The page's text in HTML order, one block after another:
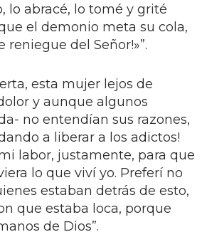
lo abracé, lo tomé y grité
el demonio meta su cola,
reniegue del Señor!»”.
esta mujer lejos de
y aunque algunos
no entendían sus razones,
a liberar a los adictos!
labor, justamente, para que
lo que viví yo. Preferí no
estaban detrás de esto,
que estaba loca, porque
de Dios”.